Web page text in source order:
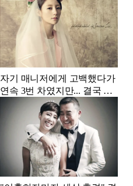
자기 매니저에게 고백했다가
연속 3번 차였지만... 결국 결
혼에 성공한 배우